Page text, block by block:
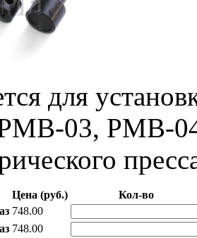
для
03, PMB-
Цена (руб.)
Кол-во
748.00
748.00